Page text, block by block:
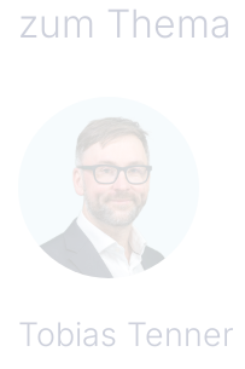
zum
Tobias Tenner